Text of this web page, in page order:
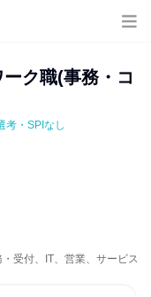
ク職(事務・コ
考・SPIなし
受付、IT、営業、サービス